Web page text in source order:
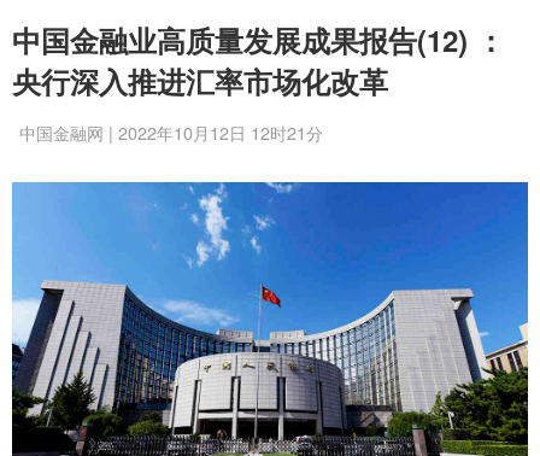
中国金融业高质量发展成果报告(12) ：
央行深入推进汇率市场化改革
中国金融网 | 2022年10月12日 12时21分